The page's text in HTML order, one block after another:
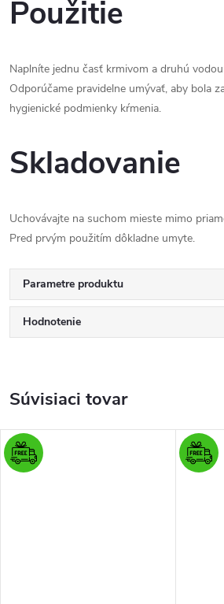
Použitie
Naplníte jednu časť krmivom a druhú
Odporúčame pravidelne umývať, aby bola
hygienické podmienky kŕmenia.
Skladovanie
Uchovávajte na suchom mieste mimo
Pred prvým použitím dôkladne umyte.
Parametre produktu
Hodnotenie
Súvisiaci tovar